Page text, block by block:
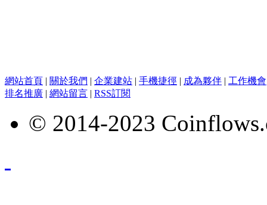
網站首頁 | 關於我們 | 企業建站 | 手機捷徑 | 成為夥伴 | 工作機會
排名推廣 | 網站留言 | RSS訂閱
© 2014-2023